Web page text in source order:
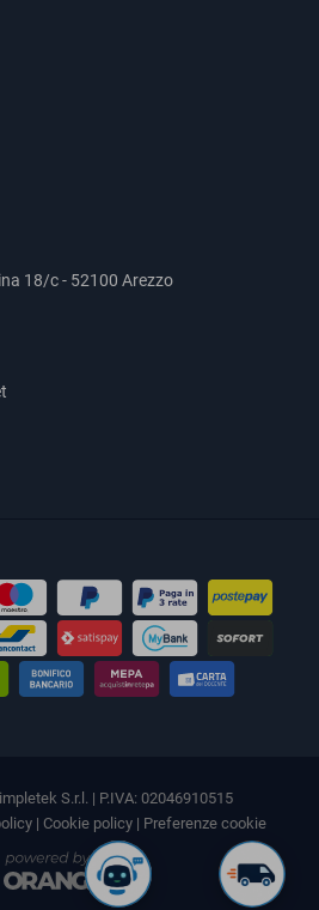
18/c - 52100 Arezzo
S.r.l. | P.IVA: 02046910515
| Cookie policy | Preferenze cookie